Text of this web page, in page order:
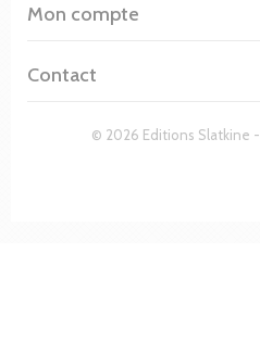
© 2026 Editions Slatkine
Mon compte
Contact